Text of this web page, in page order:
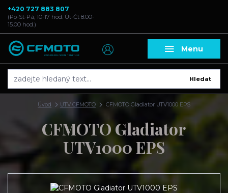
Menu
Hledat
+420 727 883 807
(Po-St-Pá, 10-17 hod. Út-Čt 8.00-
15.00 hod.)
Úvod UTV CFMOTO CFMOTO Gladiator UTV1000 EPS
CFMOTO Gladiator
UTV1000 EPS